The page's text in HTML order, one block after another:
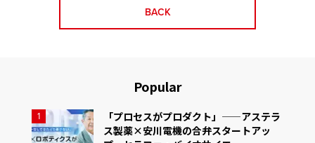
BACK
Popular
1
「プロセスがプロダクト」——アステラ
ス製薬×安川電機の合弁スタートアッ